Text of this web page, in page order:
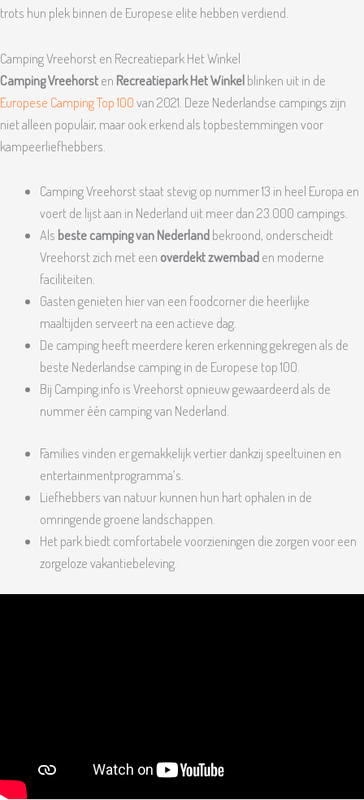
trots hun plek binnen de Europese elite hebben verdiend.
Camping Vreehorst en Recreatiepark Het Winkel
Camping Vreehorsten Recreatiepark Het Winkelblinken uit in de
Europese Camping Top 100van 2021. Deze Nederlandse campings zijn
niet alleen populair, maar ook erkend als topbestemmingen voor
kampeerliefhebbers.
Camping Vreehorst staat stevig op nummer 13 in heel Europa en
voert de lijst aan in Nederland uit meer dan 23.000 campings.
Als beste camping van Nederlandbekroond, onderscheidt
Vreehorst zich met een overdekt zwembaden moderne
faciliteiten.
Gasten genieten hier van een foodcorner die heerlijke
maaltijden serveert na een actieve dag.
De camping heeft meerdere keren erkenning gekregen als de
beste Nederlandse camping in de Europese top 100.
Bij Camping.info is Vreehorst opnieuw gewaardeerd als de
nummer één camping van Nederland.
Families vinden er gemakkelijk vertier dankzij speeltuinen en
entertainmentprogramma’s.
Liefhebbers van natuur kunnen hun hart ophalen in de
omringende groene landschappen.
Het park biedt comfortabele voorzieningen die zorgen voor een
zorgeloze vakantiebeleving.